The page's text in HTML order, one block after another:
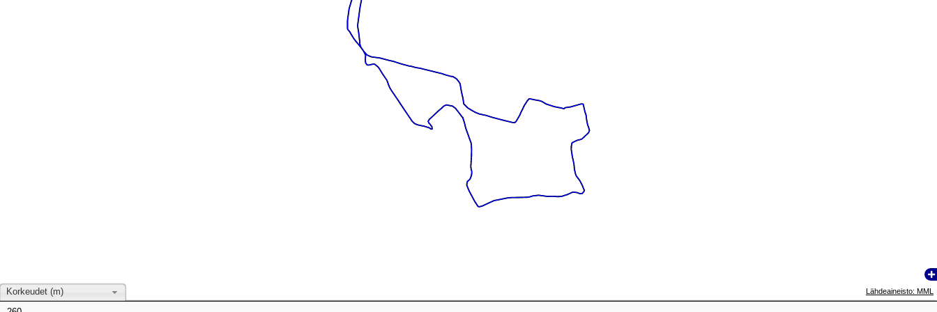
Lähdeaineisto: MML
Korkeudet (m)